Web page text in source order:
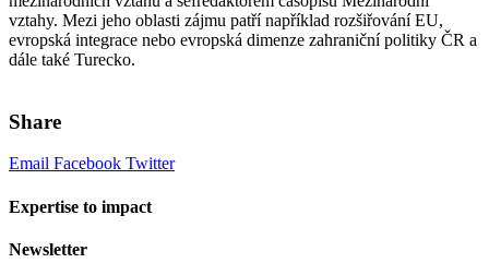
vztahy. Mezi jeho oblasti zájmu patří například rozšiřování EU,
evropská integrace nebo evropská dimenze zahraniční politiky ČR a
dále také Turecko.
Share
Email Facebook Twitter
Expertise to impact
Newsletter